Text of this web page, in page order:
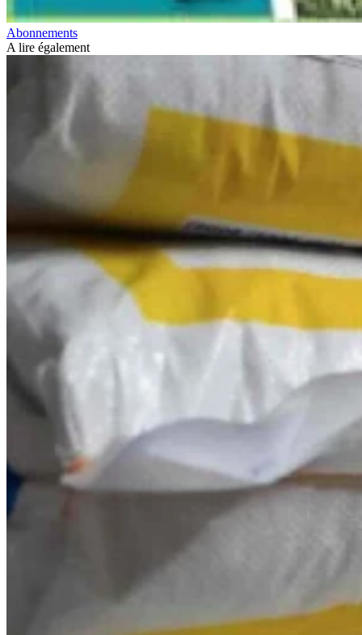
Abonnements
A lire également